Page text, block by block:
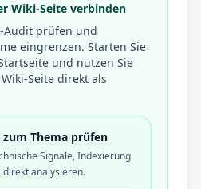
Wiki-Seite verbinden
Audit prüfen und
eingrenzen. Starten Sie
und nutzen Sie
Seite direkt als
Thema prüfen
Signale, Indexierung
direkt analysieren.